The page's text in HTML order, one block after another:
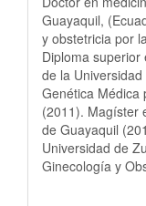
Guayaquil,
y obstetricia por
Diploma
de la
Genética Médica
(2011). Magíster
de Guayaquil
Universidad de
Ginecología y